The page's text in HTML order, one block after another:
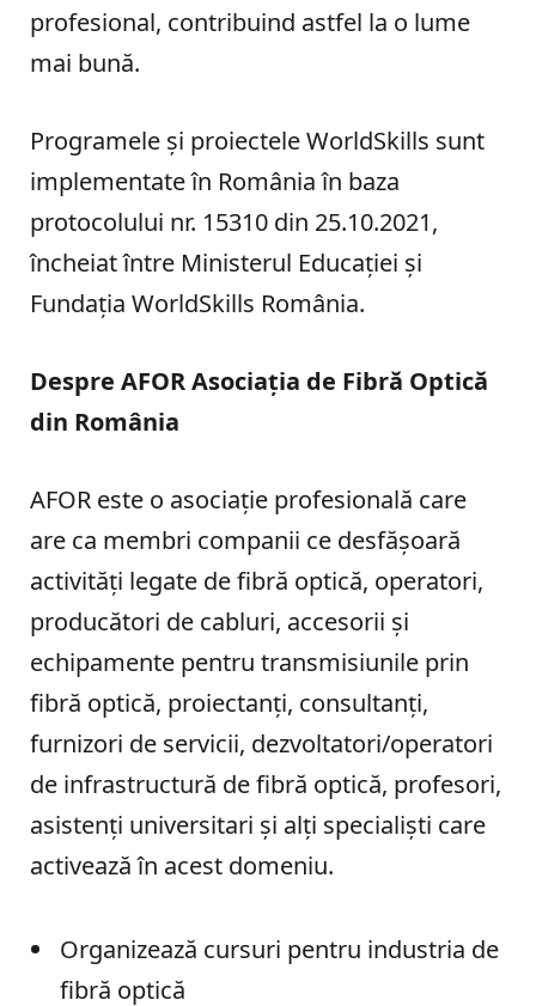
profesional, contribuind astfel la o lume
mai bună.
Programele și proiectele WorldSkills sunt
implementate în România în baza
protocolului nr. 15310 din 25.10.2021,
încheiat între Ministerul Educației și
Fundația WorldSkills România.
Despre AFOR Asociația de Fibră Optică
din România
AFOR este o asociație profesională care
are ca membri companii ce desfășoară
activități legate de fibră optică, operatori,
producători de cabluri, accesorii și
echipamente pentru transmisiunile prin
fibră optică, proiectanți, consultanți,
furnizori de servicii, dezvoltatori/operatori
de infrastructură de fibră optică, profesori,
asistenți universitari și alți specialiști care
activează în acest domeniu.
Organizează cursuri pentru industria de
fibră optică